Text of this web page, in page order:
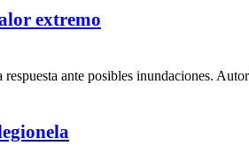
extremo
ante posibles inundaciones.